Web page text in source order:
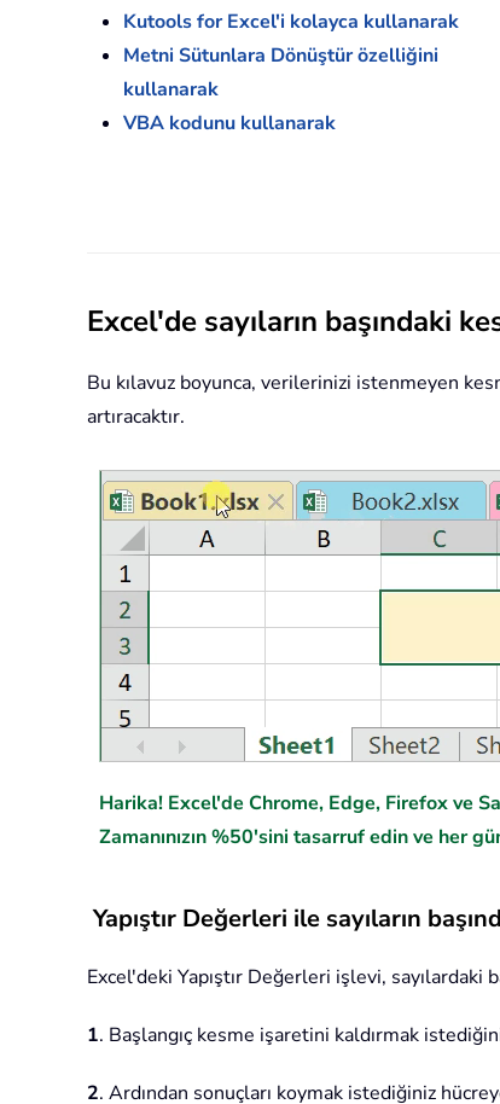
Kutools for Excel'i kolayca kullanarak
Metni Sütunlara Dönüştür özelliğini
kullanarak
VBA kodunu kullanarak
Excel'de sayıların başındaki
Bu kılavuz boyunca, verilerinizi istenmeyen
artıracaktır.
Harika! Excel'de Chrome, Edge, Firefox ve
Zamanınızın %50'sini tasarruf edin ve her
Yapıştır Değerleri ile sayıların
Excel'deki Yapıştır Değerleri işlevi,
1. Başlangıç kesme işaretini kaldırmak
2. Ardından sonuçları koymak istediğiniz